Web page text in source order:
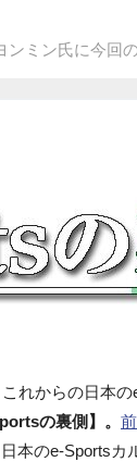
ミン氏に今回
れからの日本
の裏側】。
本のe-Sportsカ